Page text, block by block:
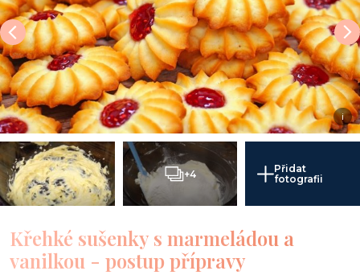
i
+4
Přidat
fotografii
Křehké sušenky s marmeládou a
vanilkou - postup přípravy